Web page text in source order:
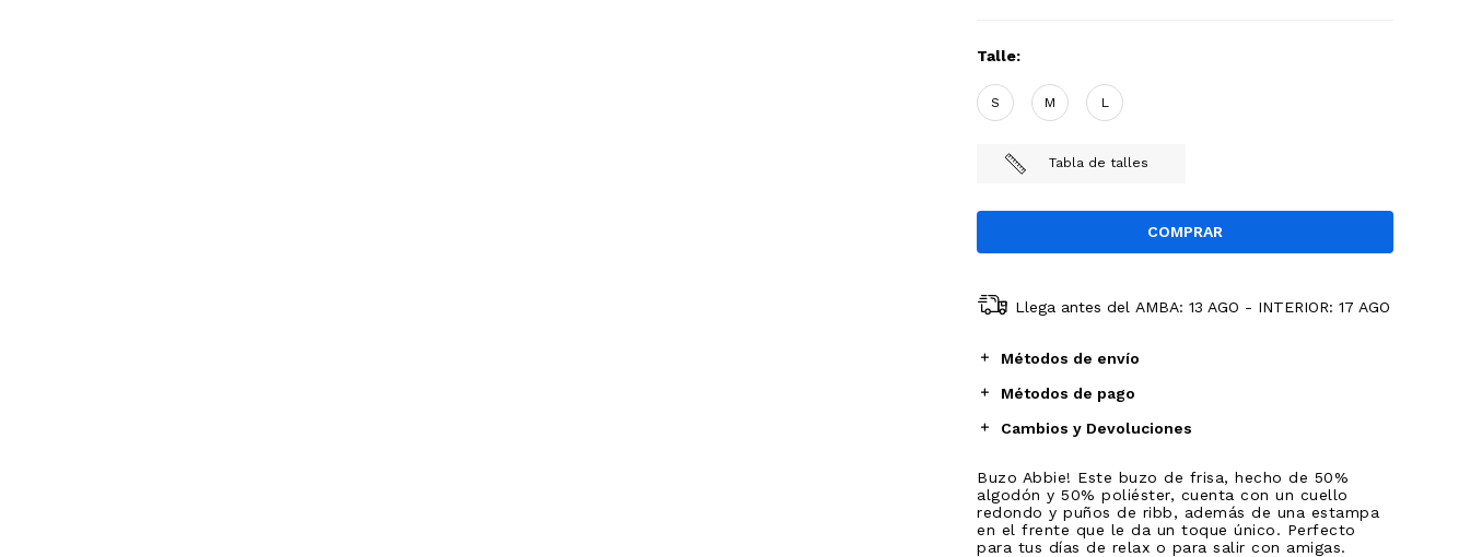
Talle:
S M L
Tabla de talles
Llega antes del AMBA: 13 AGO - INTERIOR: 17 AGO
Métodos de envío
Métodos de pago
Cambios y Devoluciones
Buzo Abbie! Este buzo de frisa, hecho de 50%
algodón y 50% poliéster, cuenta con un cuello
redondo y puños de ribb, además de una estampa
en el frente que le da un toque único. Perfecto
para tus días de relax o para salir con amigas.